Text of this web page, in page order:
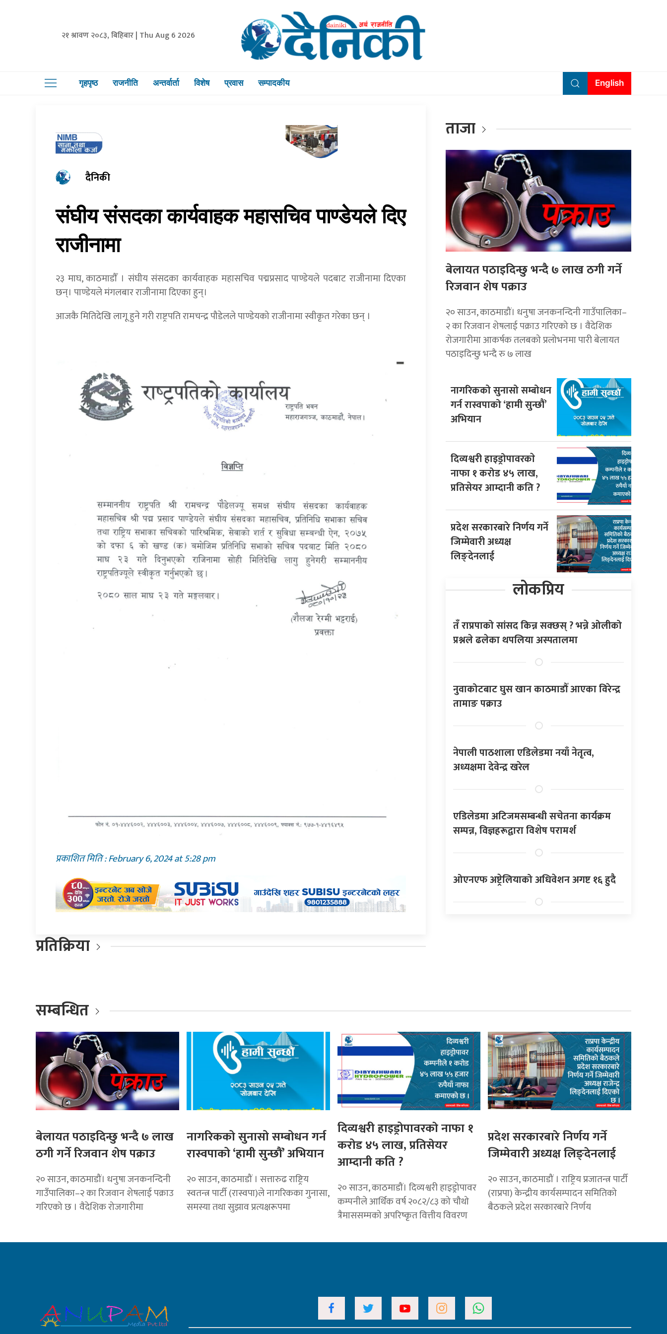
२१ श्रावण २०८३, बिहिबार | Thu Aug 6 2026
गृहपृष्ठ राजनीति अन्तर्वार्ता विशेष प्रवास सम्पादकीय English
दैनिकी
संघीय संसदका कार्यवाहक महासचिव पाण्डेयले दिए
राजीनामा
२३ माघ, काठमाडाैँ । संघीय संसदका कार्यवाहक महासचिव पद्मप्रसाद पाण्डेयले पदबाट राजीनामा दिएका
छन्। पाण्डेयले मंगलबार राजीनामा दिएका हुन्।
आजकै मितिदेखि लागू हुने गरी राष्ट्रपति रामचन्द्र पौडेलले पाण्डेयको राजीनामा स्वीकृत गरेका छन् ।
प्रकाशित मिति : February 6, 2024 at 5:28 pm
प्रतिक्रिया
ताजा
बेलायत पठाइदिन्छु भन्दै ७ लाख ठगी गर्ने
रिजवान शेष पक्राउ
२० साउन, काठमाडौं। धनुषा जनकनन्दिनी गाउँपालिका–
२ का रिजवान शेषलाई पक्राउ गरिएको छ । वैदेशिक
रोजगारीमा आकर्षक तलबको प्रलोभनमा पारी बेलायत
पठाइदिन्छु भन्दै रु ७ लाख
नागरिकको सुनासो सम्बोधन
गर्न रास्वपाको ‘हामी सुन्छौं’
अभियान
दिव्यश्वरी हाइड्रोपावरकाे
नाफा १ करोड ४५ लाख,
प्रतिसेयर आम्दानी कति ?
प्रदेश सरकारबारे निर्णय गर्ने
जिम्मेवारी अध्यक्ष
लिङ्देनलाई
लोकप्रिय
तँ राप्रपाको सांसद किन्न सक्छस् ? भन्ने ओलीको
प्रश्नले ढलेका थपलिया अस्पतालमा
नुवाकोटबाट घुस खान काठमाडौँ आएका विरेन्द्र
तामाङ पक्राउ
नेपाली पाठशाला एडिलेडमा नयाँ नेतृत्व,
अध्यक्षमा देवेन्द्र खरेल
एडिलेडमा अटिजमसम्बन्धी सचेतना कार्यक्रम
सम्पन्न, विज्ञहरूद्वारा विशेष परामर्श
ओएनएफ अष्ट्रेलियाको अधिवेशन अगष्ट १६ हुदै
सम्बन्धित
बेलायत पठाइदिन्छु भन्दै ७ लाख
ठगी गर्ने रिजवान शेष पक्राउ
२० साउन, काठमाडौं। धनुषा जनकनन्दिनी
गाउँपालिका–२ का रिजवान शेषलाई पक्राउ
गरिएको छ । वैदेशिक रोजगारीमा
नागरिकको सुनासो सम्बोधन गर्न
रास्वपाको ‘हामी सुन्छौं’ अभियान
२० साउन, काठमाडौं । सत्तारुढ राष्ट्रिय
स्वतन्त्र पार्टी (रास्वपा)ले नागरिकका गुनासा,
समस्या तथा सुझाव प्रत्यक्षरूपमा
दिव्यश्वरी हाइड्रोपावरकाे नाफा १
करोड ४५ लाख, प्रतिसेयर
आम्दानी कति ?
२० साउन, काठमाडौं। दिव्यश्वरी हाइड्रोपावर
कम्पनीले आर्थिक वर्ष २०८२/८३ को चौथो
त्रैमाससम्मको अपरिष्कृत वित्तीय विवरण
प्रदेश सरकारबारे निर्णय गर्ने
जिम्मेवारी अध्यक्ष लिङ्देनलाई
२० साउन, काठमाडौं । राष्ट्रिय प्रजातन्त्र पार्टी
(राप्रपा) केन्द्रीय कार्यसम्पादन समितिको
बैठकले प्रदेश सरकारबारे निर्णय